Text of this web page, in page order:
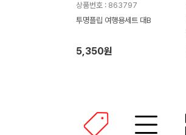
상품번호 : 863797
투명플립 여행용세트 대B
5,350원